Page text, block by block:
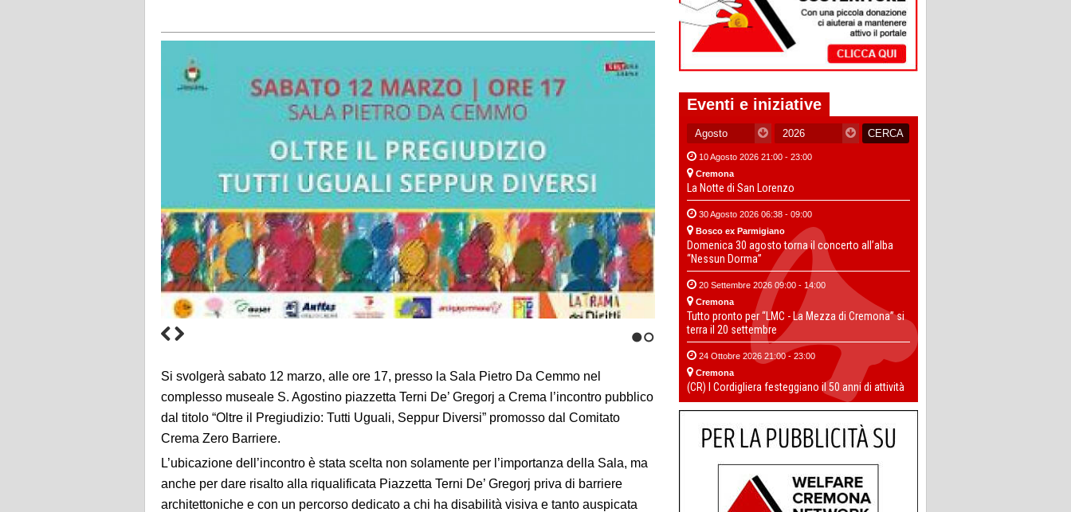
Si svolgerà sabato 12 marzo, alle ore 17, presso la Sala Pietro Da Cemmo nel
complesso museale S. Agostino piazzetta Terni De’ Gregorj a Crema l’incontro pubblico
dal titolo “Oltre il Pregiudizio: Tutti Uguali, Seppur Diversi” promosso dal Comitato
Crema Zero Barriere.
L’ubicazione dell’incontro è stata scelta non solamente per l’importanza della Sala, ma
anche per dare risalto alla riqualificata Piazzetta Terni De’ Gregorj priva di barriere
architettoniche e con un percorso dedicato a chi ha disabilità visiva e tanto auspicata
Eventi e iniziative
10 Agosto 2026 21:00 - 23:00
Cremona
La Notte di San Lorenzo
30 Agosto 2026 06:38 - 09:00
Bosco ex Parmigiano
Domenica 30 agosto torna il concerto all’alba
“Nessun Dorma”
20 Settembre 2026 09:00 - 14:00
Cremona
Tutto pronto per “LMC - La Mezza di Cremona” si
terra il 20 settembre
24 Ottobre 2026 21:00 - 23:00
Cremona
(CR) I Cordigliera festeggiano il 50 anni di attività